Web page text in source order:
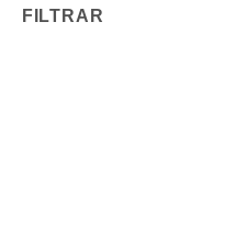
FILTRAR